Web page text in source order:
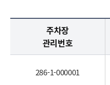
공주시 주차장정보 - 주차장관리번호, 주차장명, 주차장구분, 주차장유형, 소재지도로명주소, 소재지지번주소, 주차구획수, 급지구분, 운영요일, 평일운영시작시각, 평일운영종료시각, 토요일운영시작시각, 토요일운영종료시각, 공휴일운영시작시각, 공휴일운영종료시각, 요금정보, 주차기본시간, 주차기본요금, 추가단위시간, 추가단위요금, 1일주차권요금적용시간, 1일주차권요금, 월정기권요금, 결제방법, 특기사항, 전화번호 정보 제공
주차장
관리번호
286-1-000001